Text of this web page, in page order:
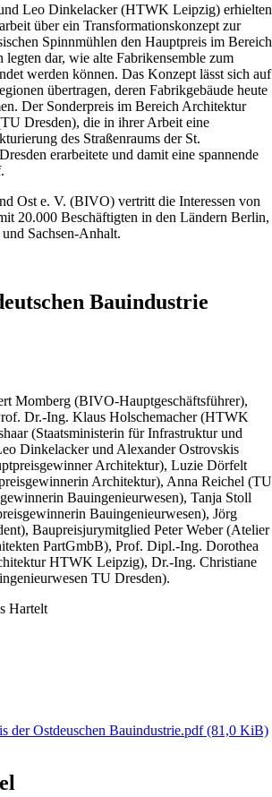
Leo Dinkelacker (HTWK Leipzig) erhielten
über ein Transformationskonzept zur
Spinnmühlen den Hauptpreis im Bereich
dar, wie alte Fabrikensemble zum
werden können. Das Konzept lässt sich auf
übertragen, deren Fabrikgebäude heute
Der Sonderpreis im Bereich Architektur
Dresden), die in ihrer Arbeit eine
des Straßenraums der St.
erarbeitete und damit eine spannende
Ost e. V. (BIVO) vertritt die Interessen von
20.000 Beschäftigten in den Ländern Berlin,
Sachsen-Anhalt.
Bauindustrie
Momberg (BIVO-Hauptgeschäftsführer),
Dr.-Ing. Klaus Holschemacher (HTWK
(Staatsministerin für Infrastruktur und
Dinkelacker und Alexander Ostrovskis
Architektur), Luzie Dörfelt
Architektur), Anna Reichel (TU
Bauingenieurwesen), Tanja Stoll
Bauingenieurwesen), Jörg
Baupreisjurymitglied Peter Weber (Atelier
PartGmbB), Prof. Dipl.-Ing. Dorothea
HTWK Leipzig), Dr.-Ing. Christiane
TU Dresden).
Hartelt
der Ostdeuschen Bauindustrie.pdf(81,0 KiB)